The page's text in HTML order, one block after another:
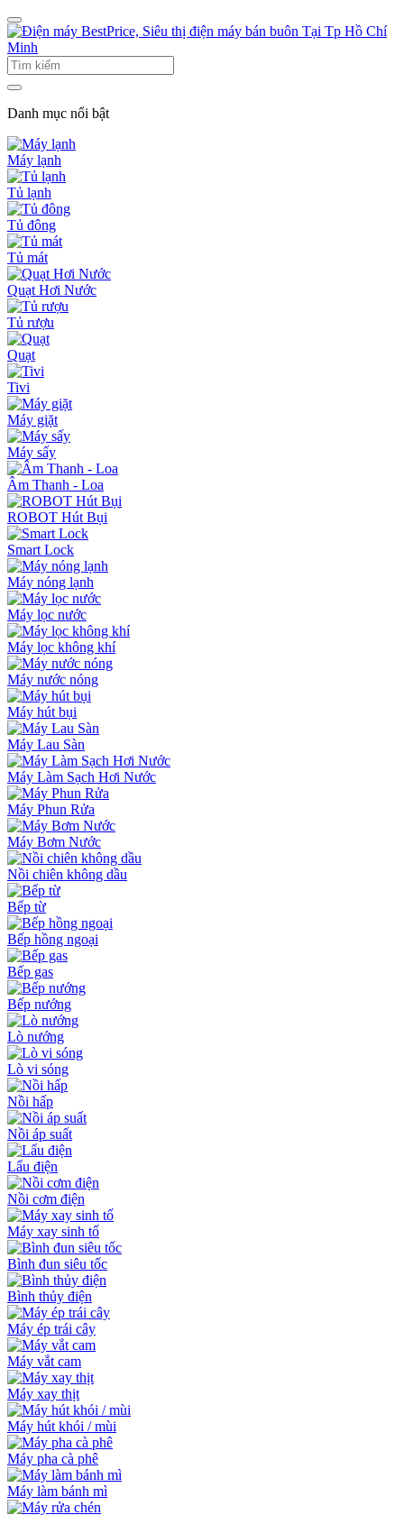
Danh mục nổi bật
Máy lạnh
Tủ lạnh
Tủ đông
Tủ mát
Quạt Hơi Nước
Tủ rượu
Quạt
Tivi
Máy giặt
Máy sấy
Âm Thanh - Loa
ROBOT Hút Bụi
Smart Lock
Máy nóng lạnh
Máy lọc nước
Máy lọc không khí
Máy nước nóng
Máy hút bụi
Máy Lau Sàn
Máy Làm Sạch Hơi Nước
Máy Phun Rửa
Máy Bơm Nước
Nồi chiên không dầu
Bếp từ
Bếp hồng ngoại
Bếp gas
Bếp nướng
Lò nướng
Lò vi sóng
Nồi hấp
Nồi áp suất
Lẩu điện
Nồi cơm điện
Máy xay sinh tố
Bình đun siêu tốc
Bình thủy điện
Máy ép trái cây
Máy vắt cam
Máy xay thịt
Máy hút khói / mùi
Máy pha cà phê
Máy làm bánh mì